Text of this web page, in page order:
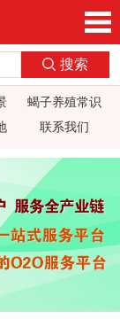
搜索
蝎子养殖常识
联系我们